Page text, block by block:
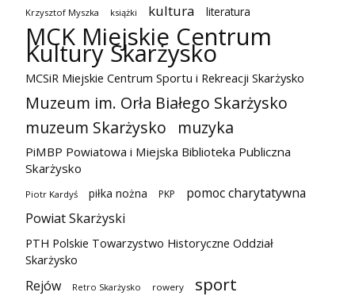
Krzysztof Myszka książki kultura literatura
MCK Miejskie Centrum
Kultury Skarżysko
MCSiR Miejskie Centrum Sportu i Rekreacji Skarżysko
Muzeum im. Orła Białego Skarżysko
muzeum Skarżysko
muzyka
PiMBP Powiatowa i Miejska Biblioteka Publiczna
Skarżysko
Piotr Kardyś piłka nożna PKP
pomoc charytatywna
Powiat Skarżyski
PTH Polskie Towarzystwo Historyczne Oddział
Skarżysko
Rejów Retro Skarżysko rowery sport